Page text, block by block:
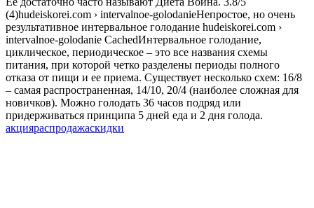
(4)hudeiskorei.com › intervalnoe-golodanieНепростое, но очень
результативное интервальное голодание hudeiskorei.com ›
intervalnoe-golodanie CachedИнтервальное голодание,
циклическое, периодическое – это все названия схемы
питания, при которой четко разделены периоды полного
отказа от пищи и ее приема. Существует несколько схем: 16/8
– самая распространенная, 14/10, 20/4 (наиболее сложная для
новичков). Можно голодать 36 часов подряд или
придерживаться принципа 5 дней еда и 2 дня голода.
акцияраспродажаскидки